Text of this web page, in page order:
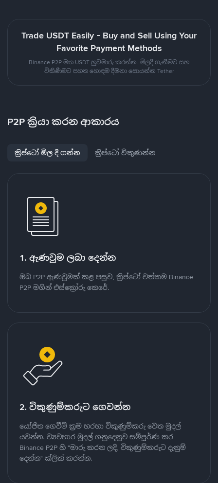
Trade USDT Easily - Buy and Sell Using Your
Favorite Payment Methods
Binance P2P මත USDT හුවමාරු කරන්න. මිලදී ගැනීමට සහ
විකිණීමට පහත හොඳම දීමනා සොයන්න Tether
P2P ක්‍රියා කරන ආකාරය
ක්‍රිප්ටෝ මිල දී ගන්න ක්‍රිප්ටෝ විකුණන්න
1. ඇණවුම ලබා දෙන්න
ඔබ P2P ඇණවුමක් කළ පසුව, ක්‍රිප්ටෝ වත්කම Binance
P2P මගින් එස්ක්‍රෝරු කෙරේ.
2. විකුණුම්කරුට ගෙවන්න
යෝජිත ගෙවීම් ක්‍රම හරහා විකුණුම්කරු වෙත මුදල්
යවන්න. ව්‍යවහාර මුදල් ගනුදෙනුව සම්පූර්ණ කර
Binance P2P හි "මාරු කරන ලදි, විකුණුම්කරුට දැනුම්
දෙන්න" ක්ලික් කරන්න.